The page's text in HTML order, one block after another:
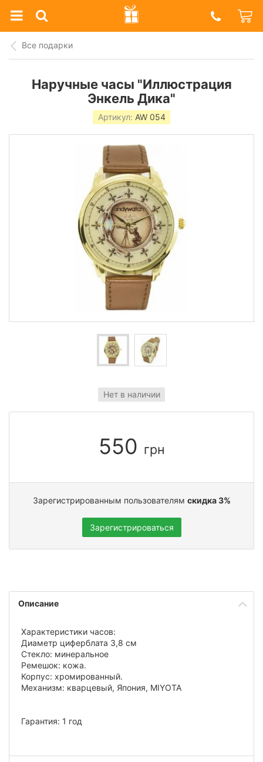
Prazdnik
Shop
Все подарки
Наручные часы "Иллюстрация
Энкель Дика"
Артикул: AW 054
Нет в наличии
550 грн
Зарегистрированным пользователям скидка 3%
Зарегистрироваться
Описание
Характеристики часов:
Диаметр циферблата 3,8 см
Стекло: минеральное
Ремешок: кожа.
Корпус: хромированный.
Механизм: кварцевый, Япония, MIYOTA
Гарантия: 1 год